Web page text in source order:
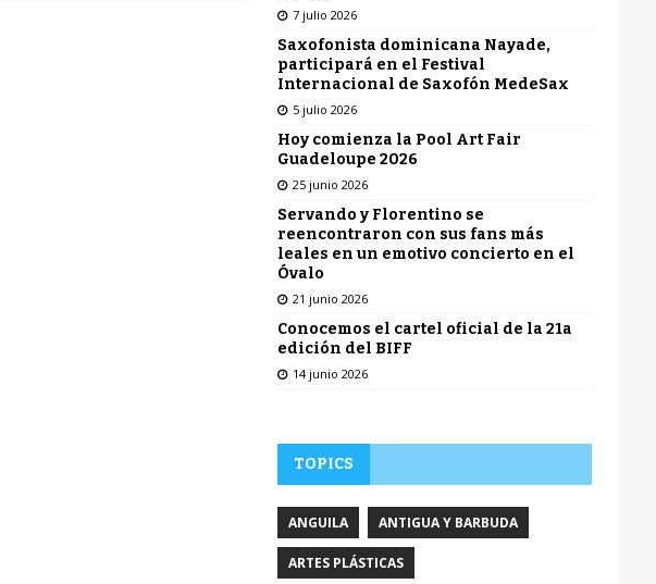
7 julio 2026
Saxofonista dominicana Nayade,
participará en el Festival
Internacional de Saxofón MedeSax
5 julio 2026
Hoy comienza la Pool Art Fair
Guadeloupe 2026
25 junio 2026
Servando y Florentino se
reencontraron con sus fans más
leales en un emotivo concierto en el
Óvalo
21 junio 2026
Conocemos el cartel oficial de la 21a
edición del BIFF
14 junio 2026
TOPICS
ANGUILA ANTIGUA Y BARBUDA
ARTES PLÁSTICAS